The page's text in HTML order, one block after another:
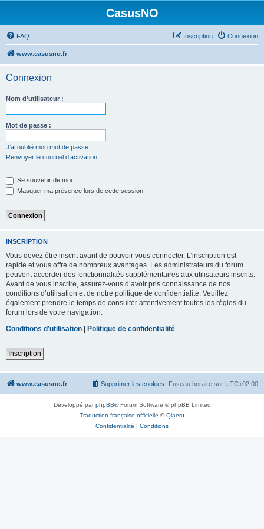
CasusNO
FAQ Connexion
Inscription
www.casusno.fr
Connexion
Nom d’utilisateur :
Mot de passe :
J’ai oublié mon mot de passe
Renvoyer le courriel d’activation
Se souvenir de moi
Masquer ma présence lors de cette session
INSCRIPTION
Vous devez être inscrit avant de pouvoir vous connecter. L’inscription est
rapide et vous offre de nombreux avantages. Les administrateurs du forum
peuvent accorder des fonctionnalités supplémentaires aux utilisateurs inscrits.
Avant de vous inscrire, assurez-vous d’avoir pris connaissance de nos
conditions d’utilisation et de notre politique de confidentialité. Veuillez
également prendre le temps de consulter attentivement toutes les règles du
forum lors de votre navigation.
Conditions d’utilisation | Politique de confidentialité
Inscription
www.casusno.fr Fuseau horaire sur UTC+02:00
Supprimer les cookies
Développé parphpBB® Forum Software © phpBB Limited
Traduction française officielle ©Qiaeru
Confidentialité | Conditions